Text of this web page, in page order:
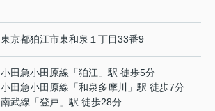
東京都狛江市東和泉 １丁目33番9
小田急小田原線 「狛江 」駅 徒歩5分
小田急小田原線 「和泉多摩川
」駅 徒歩7分
南武線 「登戸 」駅 徒歩28分